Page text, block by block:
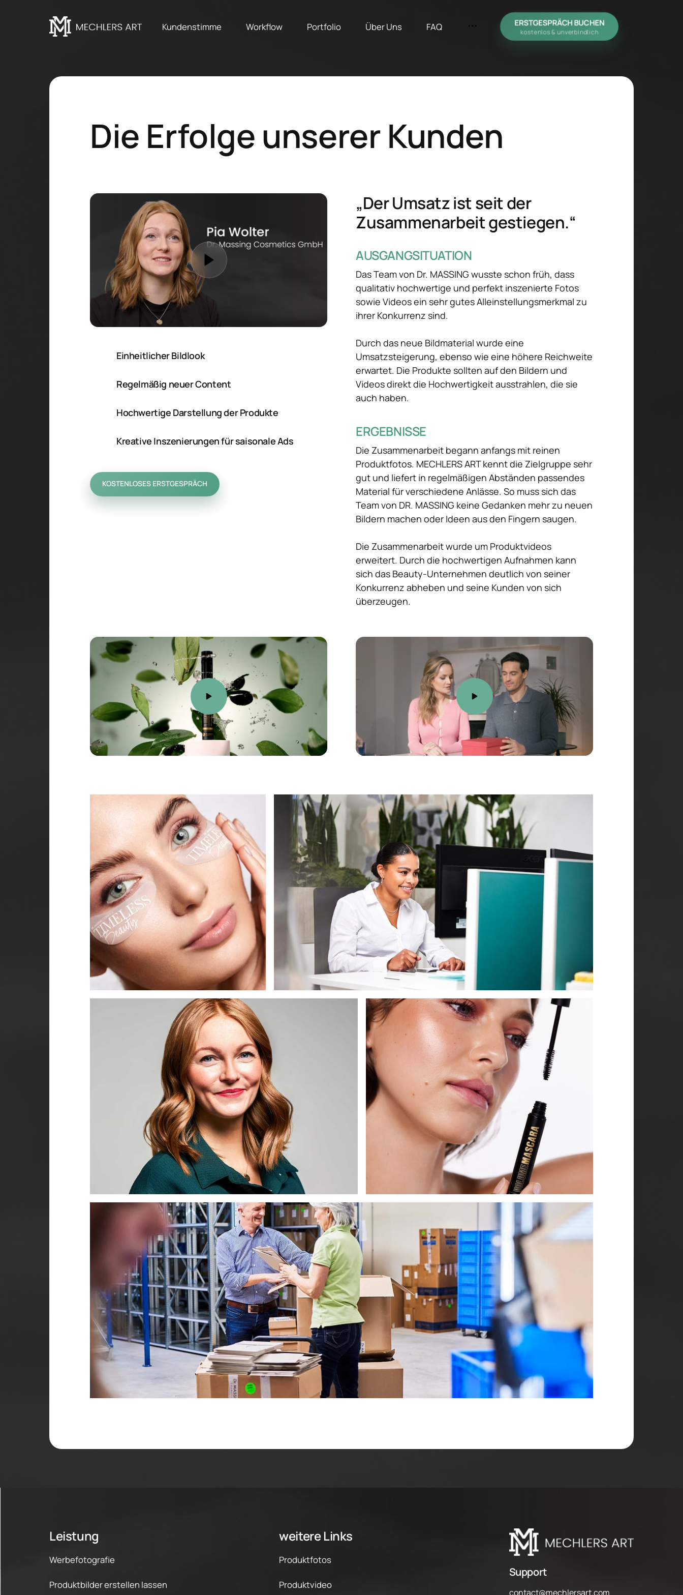
Kundenstimme Workflow Portfolio Über Uns FAQ ERSTGESPRÄCH BUCHEN
kostenlos & unverbindlich
Die Erfolge unserer Kunden
Einheitlicher Bildlook
Regelmäßig neuer Content
Hochwertige Darstellung der Produkte
Kreative Inszenierungen für saisonale Ads
KOSTENLOSES ERSTGESPRÄCH
„Der Umsatz ist seit der
Zusammen­arbeit gestiegen.“
AUSGANGSITUATION
Das Team von Dr. MASSING wusste schon früh, dass
qualitativ hochwertige und perfekt inszenierte Fotos
sowie Videos ein sehr gutes Alleinstellungsmerkmal zu
ihrer Konkurrenz sind.
Durch das neue Bildmaterial wurde eine
Umsatzsteigerung, ebenso wie eine höhere Reichweite
erwartet. Die Produkte sollten auf den Bildern und
Videos direkt die Hochwertigkeit ausstrahlen, die sie
auch haben.
ERGEBNISSE
Die Zusammenarbeit begann anfangs mit reinen
Produktfotos. MECHLERS ART kennt die Zielgruppe sehr
gut und liefert in regelmäßigen Abständen passendes
Material für verschiedene Anlässe. So muss sich das
Team von DR. MASSING keine Gedanken mehr zu neuen
Bildern machen oder Ideen aus den Fingern saugen.
Die Zusammenarbeit wurde um Produktvideos
erweitert. Durch die hochwertigen Aufnahmen kann
sich das Beauty-Unternehmen deutlich von seiner
Konkurrenz abheben und seine Kunden von sich
überzeugen.
Leistung
Werbefotografie
Produktbilder erstellen lassen
weitere Links
Produktfotos
Produktvideo
Support
contact@mechlersart.com